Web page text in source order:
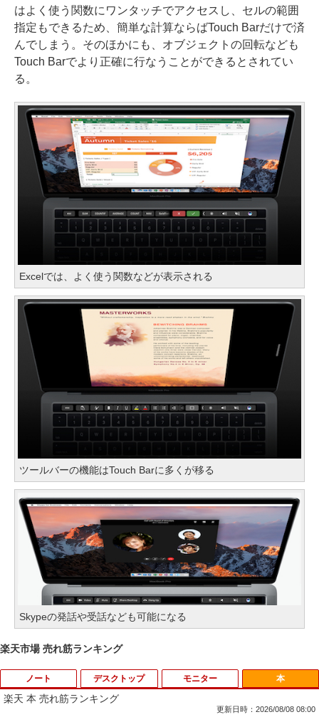
はよく使う関数にワンタッチでアクセスし、セルの範囲
指定もできるため、簡単な計算ならばTouch Barだけで済
んでしまう。そのほかにも、オブジェクトの回転なども
Touch Barでより正確に行なうことができるとされてい
る。
Excelでは、よく使う関数などが表示される
ツールバーの機能はTouch Barに多くが移る
Skypeの発話や受話なども可能になる
楽天市場 売れ筋ランキング
ノート デスクトップ モニター 本
楽天 本 売れ筋ランキング
更新日時：2026/08/08 08:00